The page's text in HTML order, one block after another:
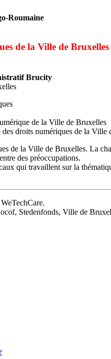
Roumaine
de la Ville de Bruxelles
Brucity
de la Ville de Bruxelles
droits numériques de la Ville
de la Ville de Bruxelles. La
des préoccupations.
qui travaillent sur la
Stedenfonds, Ville de